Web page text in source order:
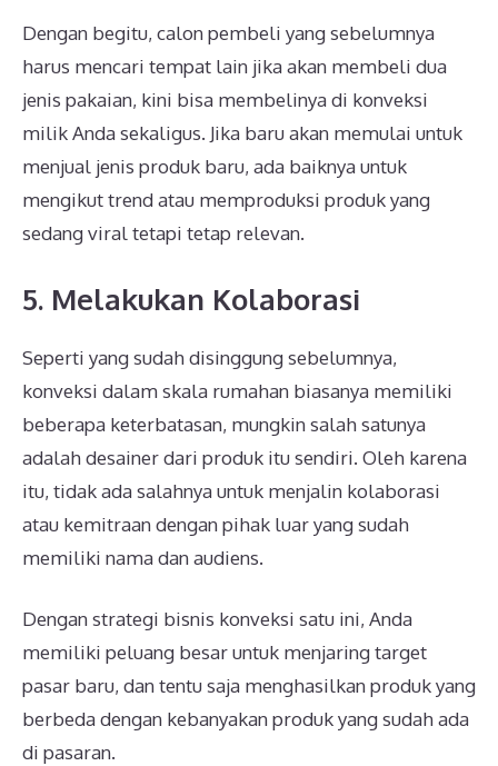
Dengan begitu, calon pembeli yang sebelumnya
harus mencari tempat lain jika akan membeli dua
jenis pakaian, kini bisa membelinya di konveksi
milik Anda sekaligus. Jika baru akan memulai untuk
menjual jenis produk baru, ada baiknya untuk
mengikut trend atau memproduksi produk yang
sedang viral tetapi tetap relevan.
5. Melakukan Kolaborasi
Seperti yang sudah disinggung sebelumnya,
konveksi dalam skala rumahan biasanya memiliki
beberapa keterbatasan, mungkin salah satunya
adalah desainer dari produk itu sendiri. Oleh karena
itu, tidak ada salahnya untuk menjalin kolaborasi
atau kemitraan dengan pihak luar yang sudah
memiliki nama dan audiens.
Dengan strategi bisnis konveksi satu ini, Anda
memiliki peluang besar untuk menjaring target
pasar baru, dan tentu saja menghasilkan produk yang
berbeda dengan kebanyakan produk yang sudah ada
di pasaran.